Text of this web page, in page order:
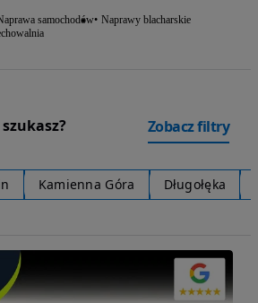
samochodów Naprawy blacharskie
Zobacz filtry
Kamienna Góra Długołęka